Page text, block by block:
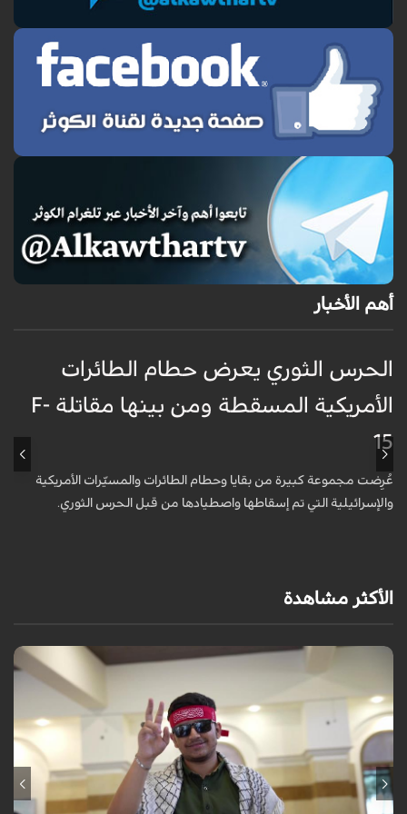
أهم الأخبار
الحرس الثوري يعرض حطام الطائرات
الأمريكية المسقطة ومن بينها مقاتلة F-
15
عُرِضت مجموعة كبيرة من بقايا وحطام الطائرات والمسيّرات الأمريكية
والإسرائيلية التي تم إسقاطها واصطيادها من قبل الحرس الثوري.
الأكثر مشاهدة
برنامج "بالعين المجردة" هو توثيق إنسانيٌّ شجاعٌ للحياة تحت وطأة الحرب،
حيث نستمع فيه إلى شهاداتٍ حيّةٍ لأشخاص عايشوا التفجيرات والدمار، فنرى